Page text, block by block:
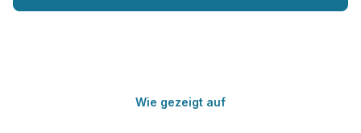
Wie gezeigt auf